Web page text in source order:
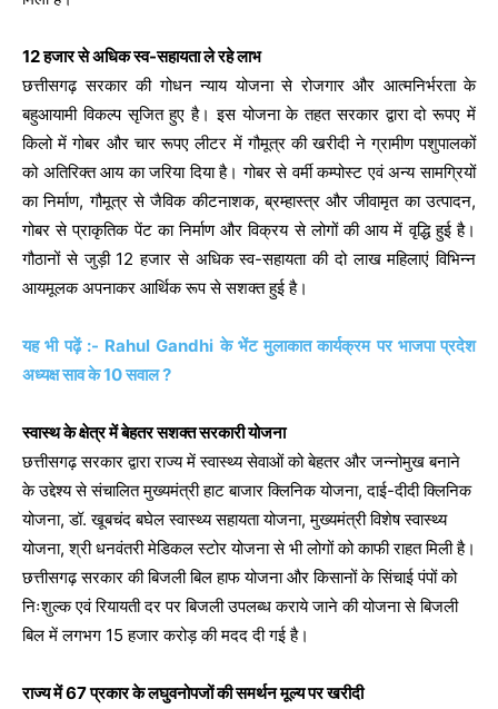
12 हजार से अधिक स्व-सहायता ले रहे लाभ
छत्तीसगढ़ सरकार की गोधन न्याय योजना से रोजगार और आत्मनिर्भरता के
बहुआयामी विकल्प सृजित हुए है। इस योजना के तहत सरकार द्वारा दो रूपए में
किलो में गोबर और चार रूपए लीटर में गौमूत्र की खरीदी ने ग्रामीण पशुपालकों
को अतिरिक्त आय का जरिया दिया है। गोबर से वर्मी कम्पोस्ट एवं अन्य सामग्रियों
का निर्माण, गौमूत्र से जैविक कीटनाशक, ब्रम्हास्त्र और जीवामृत का उत्पादन,
गोबर से प्राकृतिक पेंट का निर्माण और विक्रय से लोगों की आय में वृद्धि हुई है।
गौठानों से जुड़ी 12 हजार से अधिक स्व-सहायता की दो लाख महिलाएं विभिन्न
आयमूलक अपनाकर आर्थिक रूप से सशक्त हुई है।
यह भी पढ़ें :- Rahul Gandhi के भेंट मुलाकात कार्यक्रम पर भाजपा प्रदेश
अध्यक्ष साव के 10 सवाल ?
स्वास्थ के क्षेत्र में बेहतर सशक्त सरकारी योजना
छत्तीसगढ़ सरकार द्वारा राज्य में स्वास्थ्य सेवाओं को बेहतर और जन्नोमुख बनाने
के उद्देश्य से संचालित मुख्यमंत्री हाट बाजार क्लिनिक योजना, दाई-दीदी क्लिनिक
योजना, डॉ. खूबचंद बघेल स्वास्थ्य सहायता योजना, मुख्यमंत्री विशेष स्वास्थ्य
योजना, श्री धनवंतरी मेडिकल स्टोर योजना से भी लोगों को काफी राहत मिली है।
छत्तीसगढ़ सरकार की बिजली बिल हाफ योजना और किसानों के सिंचाई पंपों को
निःशुल्क एवं रियायती दर पर बिजली उपलब्ध कराये जाने की योजना से बिजली
बिल में लगभग 15 हजार करोड़ की मदद दी गई है।
राज्य में 67 प्रकार के लघुवनोपजों की समर्थन मूल्य पर खरीदी